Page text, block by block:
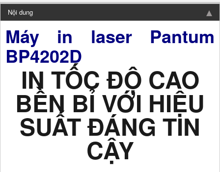
Nội dung
Máy in laser Pantum
BP4202D
IN TỐC ĐỘ CAO
BỀN BỈ VỚI HIỆU
SUẤT ĐÁNG TIN
CẬY